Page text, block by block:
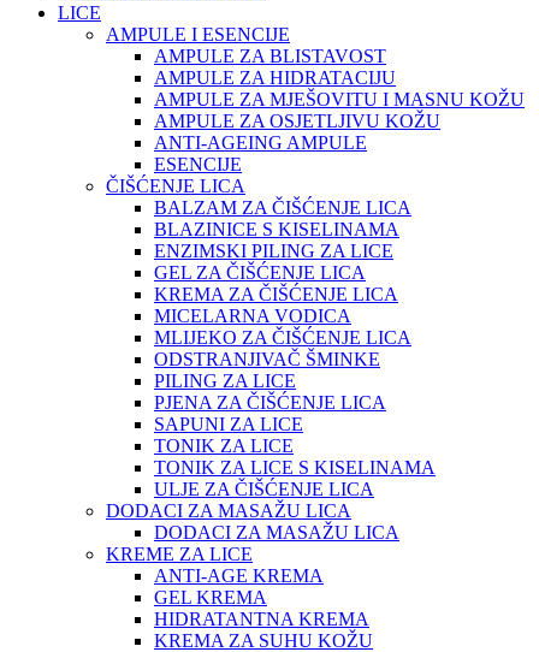
LICE
AMPULE I ESENCIJE
AMPULE ZA BLISTAVOST
AMPULE ZA HIDRATACIJU
AMPULE ZA MJEŠOVITU I MASNU KOŽU
AMPULE ZA OSJETLJIVU KOŽU
ANTI-AGEING AMPULE
ESENCIJE
ČIŠĆENJE LICA
BALZAM ZA ČIŠĆENJE LICA
BLAZINICE S KISELINAMA
ENZIMSKI PILING ZA LICE
GEL ZA ČIŠĆENJE LICA
KREMA ZA ČIŠĆENJE LICA
MICELARNA VODICA
MLIJEKO ZA ČIŠĆENJE LICA
ODSTRANJIVAČ ŠMINKE
PILING ZA LICE
PJENA ZA ČIŠĆENJE LICA
SAPUNI ZA LICE
TONIK ZA LICE
TONIK ZA LICE S KISELINAMA
ULJE ZA ČIŠĆENJE LICA
DODACI ZA MASAŽU LICA
DODACI ZA MASAŽU LICA
KREME ZA LICE
ANTI-AGE KREMA
GEL KREMA
HIDRATANTNA KREMA
KREMA ZA SUHU KOŽU